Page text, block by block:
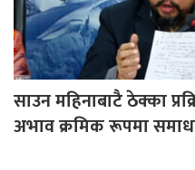
साउन महिनाबाटै ठेक्का
अभाव क्रमिक रूपमा